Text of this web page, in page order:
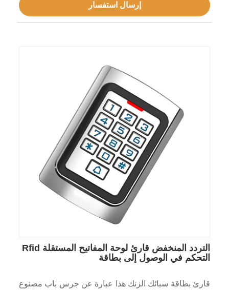
إرسال استفسار
التردد المنخفض قارئ لوحة المفاتيح المستقلة Rfid
التحكم في الوصول إلى بطاقة
قارئ بطاقة سبائك الزنك هذا عبارة عن جرس باب مصنوع